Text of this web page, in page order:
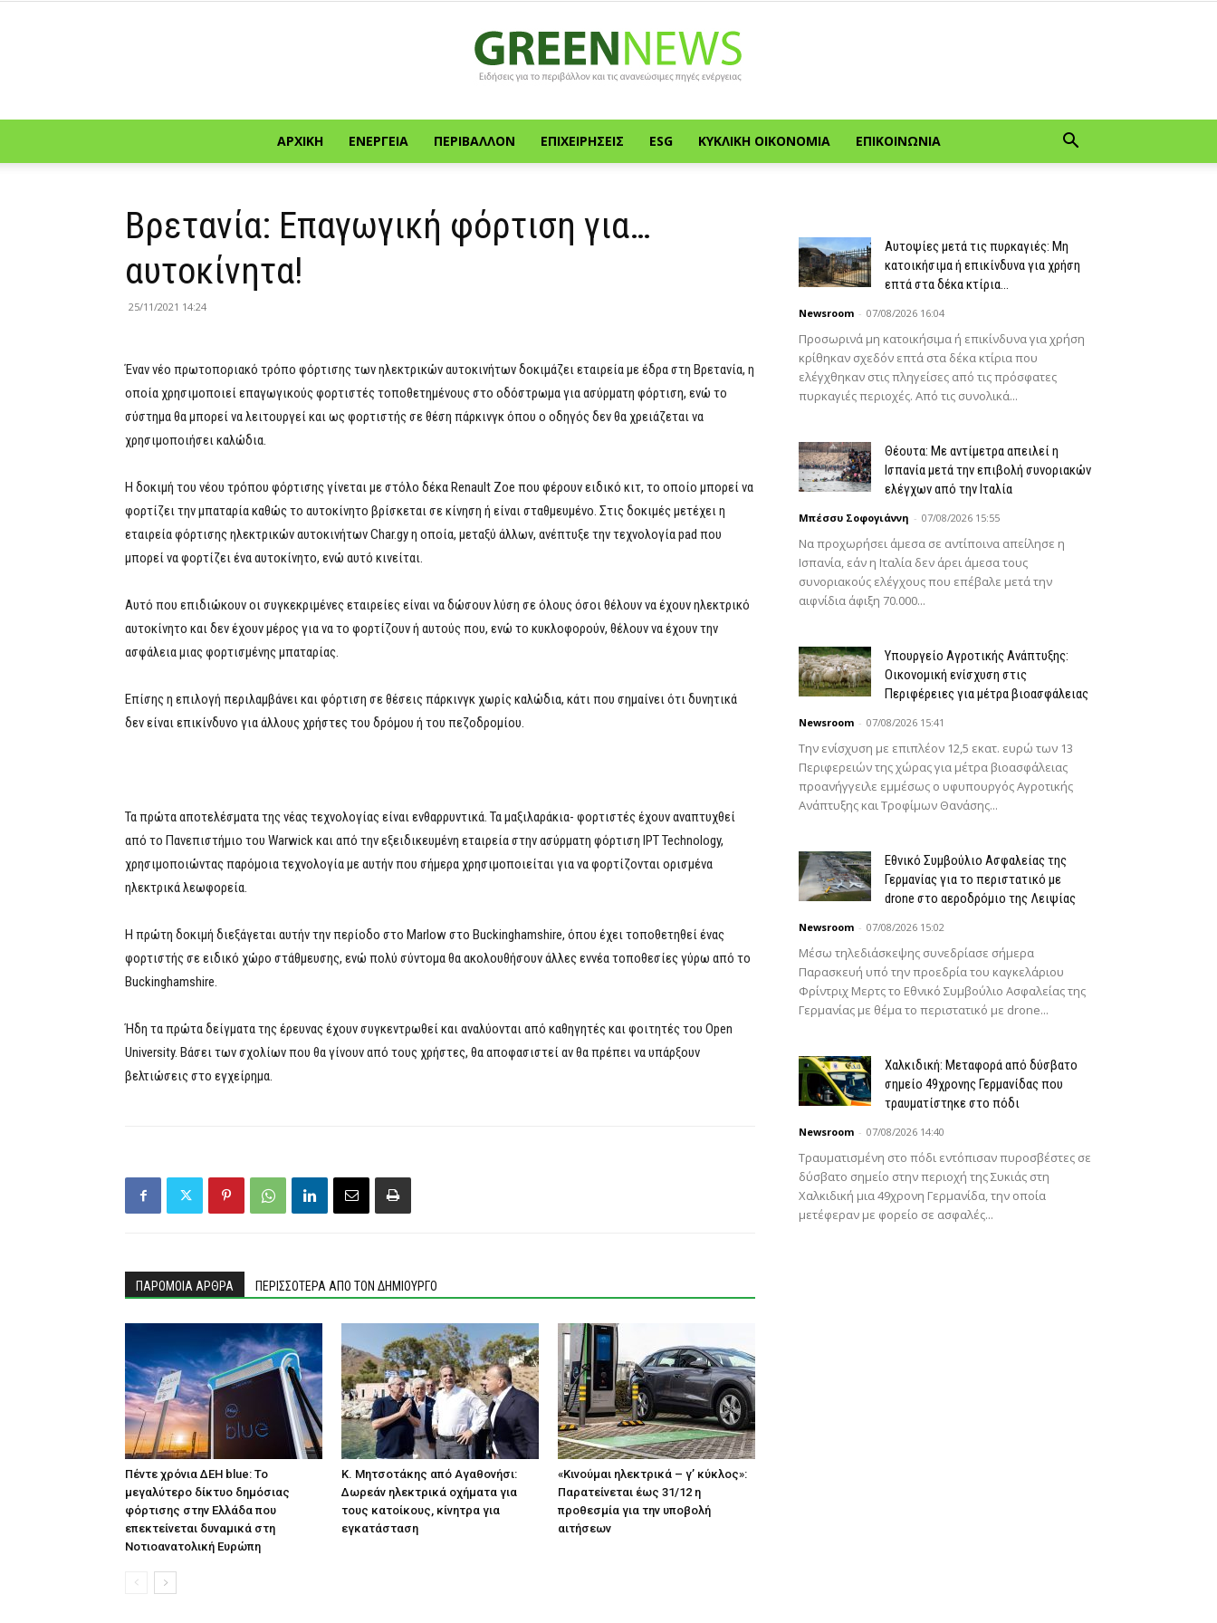
Green
ΑΡΧΙΚΉ ΕΝΈΡΓΕΙΑ ΠΕΡΙΒΆΛΛΟΝ ΕΠΙΧΕΙΡΉΣΕΙΣ ESG ΚΥΚΛΙΚΉ ΟΙΚΟΝΟΜΊΑ ΕΠΙΚΟΙΝΩΝΊΑ
Βρετανία: Επαγωγική φόρτιση για…
αυτοκίνητα!
25/11/2021 14:24
Έναν νέο πρωτοποριακό τρόπο φόρτισης των ηλεκτρικών αυτοκινήτων δοκιμάζει εταιρεία με έδρα στη Βρετανία, η
οποία χρησιμοποιεί επαγωγικούς φορτιστές τοποθετημένους στο οδόστρωμα για ασύρματη φόρτιση, ενώ το
σύστημα θα μπορεί να λειτουργεί και ως φορτιστής σε θέση πάρκινγκ όπου ο οδηγός δεν θα χρειάζεται να
χρησιμοποιήσει καλώδια.
Η δοκιμή του νέου τρόπου φόρτισης γίνεται με στόλο δέκα Renault Zoe που φέρουν ειδικό κιτ, το οποίο μπορεί να
φορτίζει την μπαταρία καθώς το αυτοκίνητο βρίσκεται σε κίνηση ή είναι σταθμευμένο. Στις δοκιμές μετέχει η
εταιρεία φόρτισης ηλεκτρικών αυτοκινήτων Char.gy η οποία, μεταξύ άλλων, ανέπτυξε την τεχνολογία pad που
μπορεί να φορτίζει ένα αυτοκίνητο, ενώ αυτό κινείται.
Αυτό που επιδιώκουν οι συγκεκριμένες εταιρείες είναι να δώσουν λύση σε όλους όσοι θέλουν να έχουν ηλεκτρικό
αυτοκίνητο και δεν έχουν μέρος για να το φορτίζουν ή αυτούς που, ενώ το κυκλοφορούν, θέλουν να έχουν την
ασφάλεια μιας φορτισμένης μπαταρίας.
Επίσης η επιλογή περιλαμβάνει και φόρτιση σε θέσεις πάρκινγκ χωρίς καλώδια, κάτι που σημαίνει ότι δυνητικά
δεν είναι επικίνδυνο για άλλους χρήστες του δρόμου ή του πεζοδρομίου.
Τα πρώτα αποτελέσματα της νέας τεχνολογίας είναι ενθαρρυντικά. Τα μαξιλαράκια- φορτιστές έχουν αναπτυχθεί
από το Πανεπιστήμιο του Warwick και από την εξειδικευμένη εταιρεία στην ασύρματη φόρτιση IPT Technology,
χρησιμοποιώντας παρόμοια τεχνολογία με αυτήν που σήμερα χρησιμοποιείται για να φορτίζονται ορισμένα
ηλεκτρικά λεωφορεία.
Η πρώτη δοκιμή διεξάγεται αυτήν την περίοδο στο Marlow στο Buckinghamshire, όπου έχει τοποθετηθεί ένας
φορτιστής σε ειδικό χώρο στάθμευσης, ενώ πολύ σύντομα θα ακολουθήσουν άλλες εννέα τοποθεσίες γύρω από το
Buckinghamshire.
Ήδη τα πρώτα δείγματα της έρευνας έχουν συγκεντρωθεί και αναλύονται από καθηγητές και φοιτητές του Open
University. Βάσει των σχολίων που θα γίνουν από τους χρήστες, θα αποφασιστεί αν θα πρέπει να υπάρξουν
βελτιώσεις στο εγχείρημα.
ΠΑΡΟΜΟΙΑ ΑΡΘΡΑ ΠΕΡΙΣΣΟΤΕΡΑ ΑΠΟ ΤΟΝ ΔΗΜΙΟΥΡΓΟ
Πέντε χρόνια ΔΕΗ blue: Το
μεγαλύτερο δίκτυο δημόσιας
φόρτισης στην Ελλάδα που
επεκτείνεται δυναμικά στη
Νοτιοανατολική Ευρώπη
Κ. Μητσοτάκης από Αγαθονήσι:
Δωρεάν ηλεκτρικά οχήματα για
τους κατοίκους, κίνητρα για
εγκατάσταση
«Κινούμαι ηλεκτρικά – γ’ κύκλος»:
Παρατείνεται έως 31/12 η
προθεσμία για την υποβολή
αιτήσεων
Αυτοψίες μετά τις πυρκαγιές: Μη
κατοικήσιμα ή επικίνδυνα για χρήση
επτά στα δέκα κτίρια...
Newsroom - 07/08/2026 16:04
Προσωρινά μη κατοικήσιμα ή επικίνδυνα για χρήση
κρίθηκαν σχεδόν επτά στα δέκα κτίρια που
ελέγχθηκαν στις πληγείσες από τις πρόσφατες
πυρκαγιές περιοχές. Από τις συνολικά...
Θέουτα: Με αντίμετρα απειλεί η
Ισπανία μετά την επιβολή συνοριακών
ελέγχων από την Ιταλία
Μπέσσυ Σοφογιάννη - 07/08/2026 15:55
Να προχωρήσει άμεσα σε αντίποινα απείλησε η
Ισπανία, εάν η Ιταλία δεν άρει άμεσα τους
συνοριακούς ελέγχους που επέβαλε μετά την
αιφνίδια άφιξη 70.000...
Υπουργείο Αγροτικής Ανάπτυξης:
Οικονομική ενίσχυση στις
Περιφέρειες για μέτρα βιοασφάλειας
Newsroom - 07/08/2026 15:41
Την ενίσχυση με επιπλέον 12,5 εκατ. ευρώ των 13
Περιφερειών της χώρας για μέτρα βιοασφάλειας
προανήγγειλε εμμέσως ο υφυπουργός Αγροτικής
Ανάπτυξης και Τροφίμων Θανάσης...
Εθνικό Συμβούλιο Ασφαλείας της
Γερμανίας για το περιστατικό με
drone στο αεροδρόμιο της Λειψίας
Newsroom - 07/08/2026 15:02
Μέσω τηλεδιάσκεψης συνεδρίασε σήμερα
Παρασκευή υπό την προεδρία του καγκελάριου
Φρίντριχ Μερτς το Εθνικό Συμβούλιο Ασφαλείας της
Γερμανίας με θέμα το περιστατικό με drone...
Χαλκιδική: Μεταφορά από δύσβατο
σημείο 49χρονης Γερμανίδας που
τραυματίστηκε στο πόδι
Newsroom - 07/08/2026 14:40
Τραυματισμένη στο πόδι εντόπισαν πυροσβέστες σε
δύσβατο σημείο στην περιοχή της Συκιάς στη
Χαλκιδική μια 49χρονη Γερμανίδα, την οποία
μετέφεραν με φορείο σε ασφαλές...